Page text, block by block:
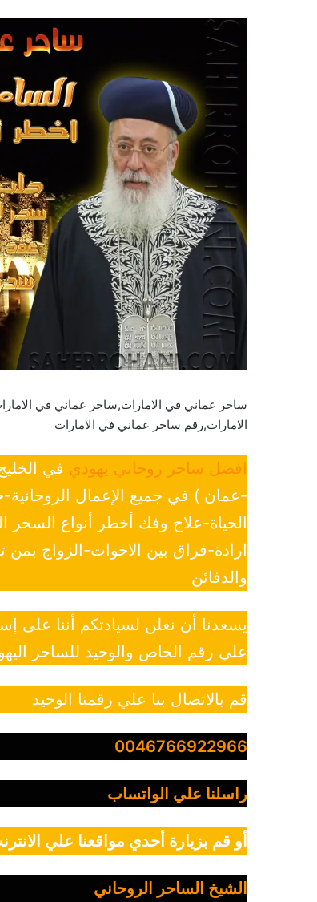
ساحر عماني في الامارات,ساحر عماني في
الامارات,رقم ساحر عماني في الامارات
افضل ساحر روحاني يهودي في
-عمان ) في جميع الإعمال
الحياة-علاج وفك أخطر أنواع
ارادة-فراق بين الاخوات-الزواج
والدفائن
يسعدنا أن نعلن لسيادتكم أننا على
علي رقم الخاص والوحيد للساحر
قم بالاتصال بنا علي رقمنا الوحيد
0046766922966
راسلنا علي الواتساب
أو قم بزيارة أحدي مواقعنا علي
الشيخ الساحر الروحاني